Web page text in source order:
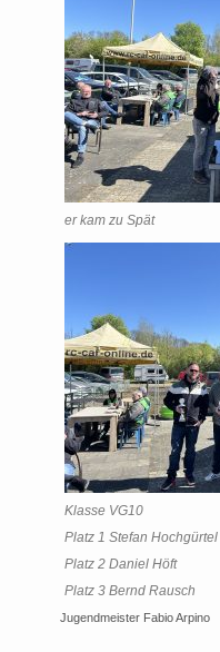
er kam zu Spät
Klasse VG10
Platz 1 Stefan Hochgürtel
Platz 2 Daniel Höft
Platz 3 Bernd Rausch
Jugendmeister Fabio Arpino